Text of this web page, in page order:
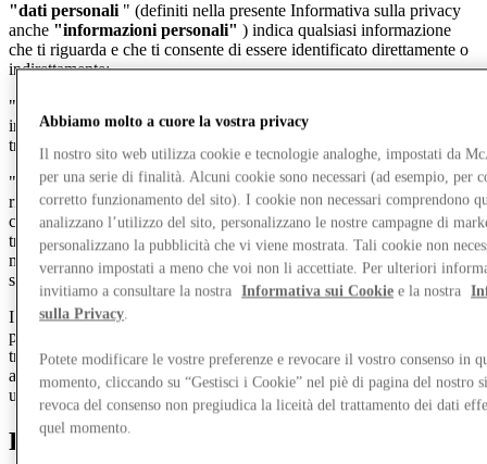
"dati personali" (definiti nella presente Informativa sulla privacy
anche "informazioni personali" ) indica qualsiasi informazione
che ti riguarda e che ti consente di essere identificato direttamente o
indirettamente;
"
inclusa la raccolta, l'uso, la condivisione, l'archiviazione e la
trasmissione; e
"
categorie particolari di dati personali" sono i dati personali che
rivelano l'origine razziale o etnica, le opinioni politiche, le
convinzioni religiose o filosofiche, o l'appartenenza sindacale, il
trattamento di dati genetici, dati biometrici intesi a identificare in
modo univoco l'utente, dati relativi alla salute o dati relativi alla vita
sessuale o all'orientamento sessuale della persona.
I riferimenti a "tu
privacy si riferiscono a individui i cui dati personali vengono da noi
trattati, compresi chiunque utilizzi il nostro sito web, le nostre app o
altri servizi digitali, visiti i nostri Centri, si iscriva ai nostri servizi o
utilizzi il WiFi da noi fornito.
Per bambini e genitori
Abbiamo molto a cuore la vostra privacy
Il nostro sito web utilizza cookie e tecnologie analoghe, impostati da
per una serie di finalità. Alcuni cookie sono necessari (ad esempio, per
corretto funzionamento del sito). I cookie non necessari comprendono
analizzano l’utilizzo del sito, personalizzano le nostre campagne di
personalizzano la pubblicità che vi viene mostrata. Tali cookie non
verranno impostati a meno che voi non li accettiate. Per ulteriori
invitiamo a consultare la nostra
Informativa sui Cookie e la nostra
sulla Privacy.
Potete modificare le vostre preferenze e revocare il vostro consenso in
momento, cliccando su “Gestisci i Cookie” nel piè di pagina del nostro
revoca del consenso non pregiudica la liceità del trattamento dei dati
quel momento.